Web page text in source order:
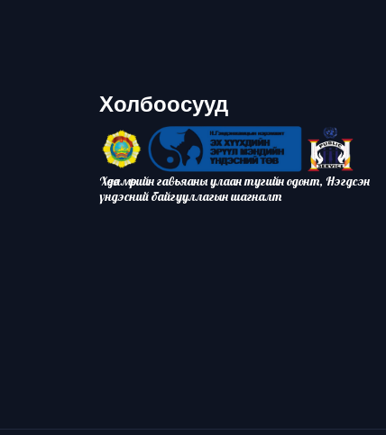
Холбоосууд
Хөдөлмөрийн гавьяаны улаан тугийн одонт, Нэгдсэн
үндэсний байгууллагын шагналт